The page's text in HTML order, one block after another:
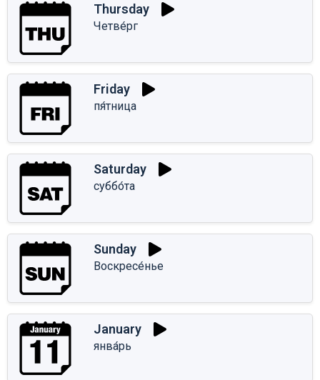
Thursday
Четве́рг
Friday
пя́тница
Saturday
суббо́та
Sunday
Воскресе́нье
January
янва́рь